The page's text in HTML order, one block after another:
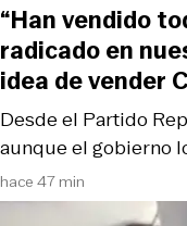
hace 47 min
Desde el Partido
aunque el gobierno
“Han vendido
radicado en
idea de vender